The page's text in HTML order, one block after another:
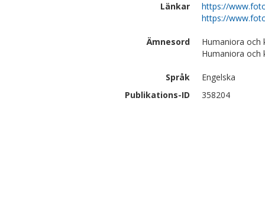
Länkar
https://
https://
Ämnesord
Humaniora
Humaniora
Språk
Engelska
Publikations-ID
358204